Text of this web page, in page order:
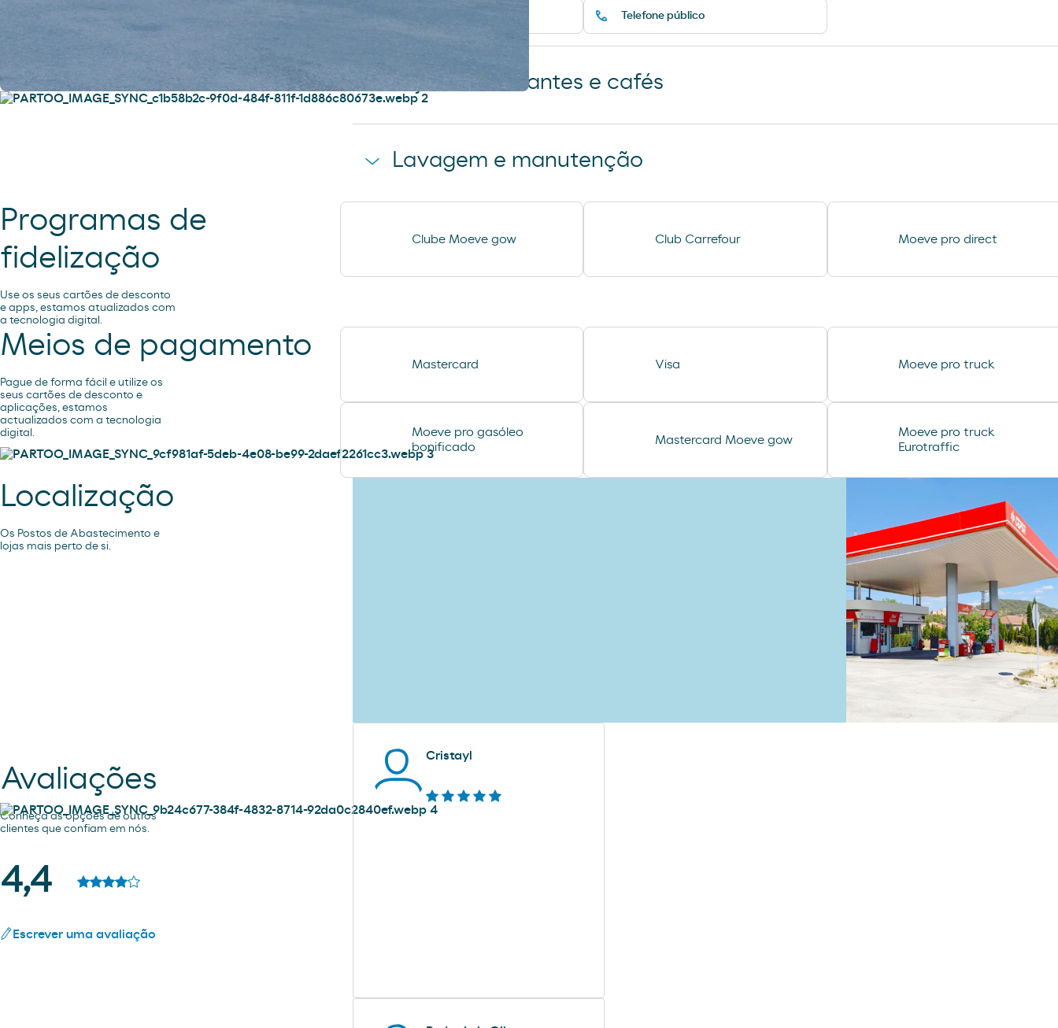
Serviços
Encontre tudo o que precisa para
Telefone público
Lojas, restaurantes e cafés
Loja
Lavagem e manutenção
automóveis
Programas de
fidelização
Use os seus cartões de desconto
e apps, estamos atualizados com
a tecnologia digital.
Clube Moeve gow Club Carrefour Moeve pro direct
Meios de pagamento
Pague de forma fácil e utilize os
seus cartões de desconto e
aplicações, estamos
actualizados com a tecnologia
digital.
Mastercard Visa Moeve pro truck
Moeve pro gasóleo
bonificado
Mastercard Moeve gow
Moeve pro truck
Eurotraffic
Localização
Os Postos de Abastecimento e
lojas mais perto de si.
Avaliações
Conheça as opções de outros
clientes que confiam em nós.
4,4
Escrever uma avaliação
Cristayl